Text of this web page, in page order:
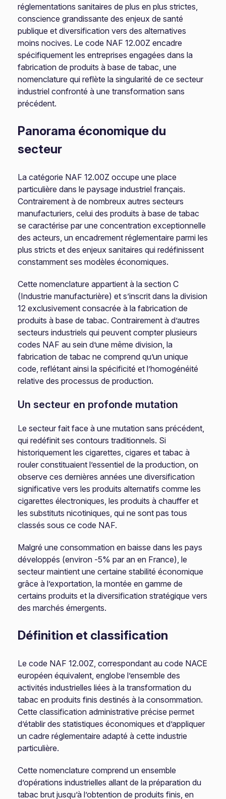
réglementations sanitaires de plus en plus strictes,
conscience grandissante des enjeux de santé
publique et diversification vers des alternatives
moins nocives. Le code NAF 12.00Z encadre
spécifiquement les entreprises engagées dans la
fabrication de produits à base de tabac, une
nomenclature qui reflète la singularité de ce secteur
industriel confronté à une transformation sans
précédent.
Panorama économique du
secteur
La catégorie NAF 12.00Z occupe une place
particulière dans le paysage industriel français.
Contrairement à de nombreux autres secteurs
manufacturiers, celui des produits à base de tabac
se caractérise par une concentration exceptionnelle
des acteurs, un encadrement réglementaire parmi les
plus stricts et des enjeux sanitaires qui redéfinissent
constamment ses modèles économiques.
Cette nomenclature appartient à la section C
(Industrie manufacturière) et s’inscrit dans la division
12 exclusivement consacrée à la fabrication de
produits à base de tabac. Contrairement à d’autres
secteurs industriels qui peuvent compter plusieurs
codes NAF au sein d’une même division, la
fabrication de tabac ne comprend qu’un unique
code, reflétant ainsi la spécificité et l’homogénéité
relative des processus de production.
Un secteur en profonde mutation
Le secteur fait face à une mutation sans précédent,
qui redéfinit ses contours traditionnels. Si
historiquement les cigarettes, cigares et tabac à
rouler constituaient l’essentiel de la production, on
observe ces dernières années une diversification
significative vers les produits alternatifs comme les
cigarettes électroniques, les produits à chauffer et
les substituts nicotiniques, qui ne sont pas tous
classés sous ce code NAF.
Malgré une consommation en baisse dans les pays
développés (environ -5% par an en France), le
secteur maintient une certaine stabilité économique
grâce à l’exportation, la montée en gamme de
certains produits et la diversification stratégique vers
des marchés émergents.
Définition et classification
Le code NAF 12.00Z, correspondant au code NACE
européen équivalent, englobe l’ensemble des
activités industrielles liées à la transformation du
tabac en produits finis destinés à la consommation.
Cette classification administrative précise permet
d’établir des statistiques économiques et d’appliquer
un cadre réglementaire adapté à cette industrie
particulière.
Cette nomenclature comprend un ensemble
d’opérations industrielles allant de la préparation du
tabac brut jusqu’à l’obtention de produits finis, en